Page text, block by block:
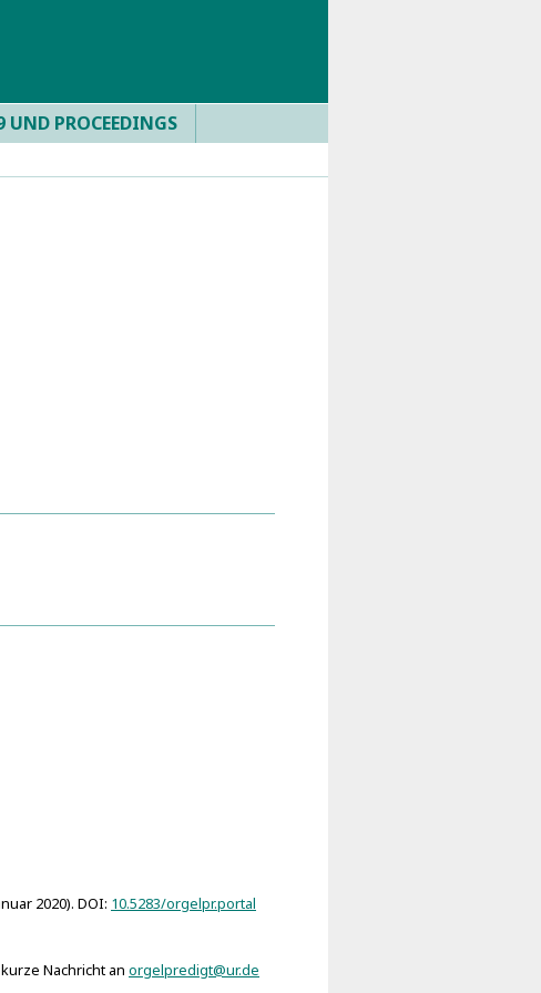
UND PROCEEDINGS
2020). DOI: 10.5283/orgelpr.portal
Nachricht an orgelpredigt@ur.de